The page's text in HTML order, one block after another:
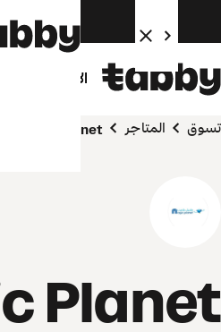
الأفراد
تسوق المتاجر Magic Planet
Planet